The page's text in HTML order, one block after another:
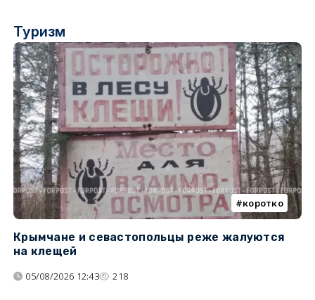
Туризм
коротко
Крымчане и севастопольцы реже жалуются
на клещей
05/08/2026 12:43 218